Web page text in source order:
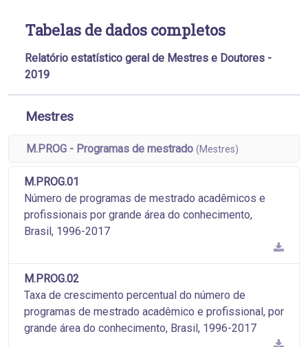
Tabelas de dados completos
Relatório estatístico geral de Mestres e Doutores -
2019
Mestres
M.PROG - Programas de mestrado (Mestres)
M.PROG.01
Número de programas de mestrado acadêmicos e
profissionais por grande área do conhecimento,
Brasil, 1996-2017
M.PROG.02
Taxa de crescimento percentual do número de
programas de mestrado acadêmico e profissional, por
grande área do conhecimento, Brasil, 1996-2017